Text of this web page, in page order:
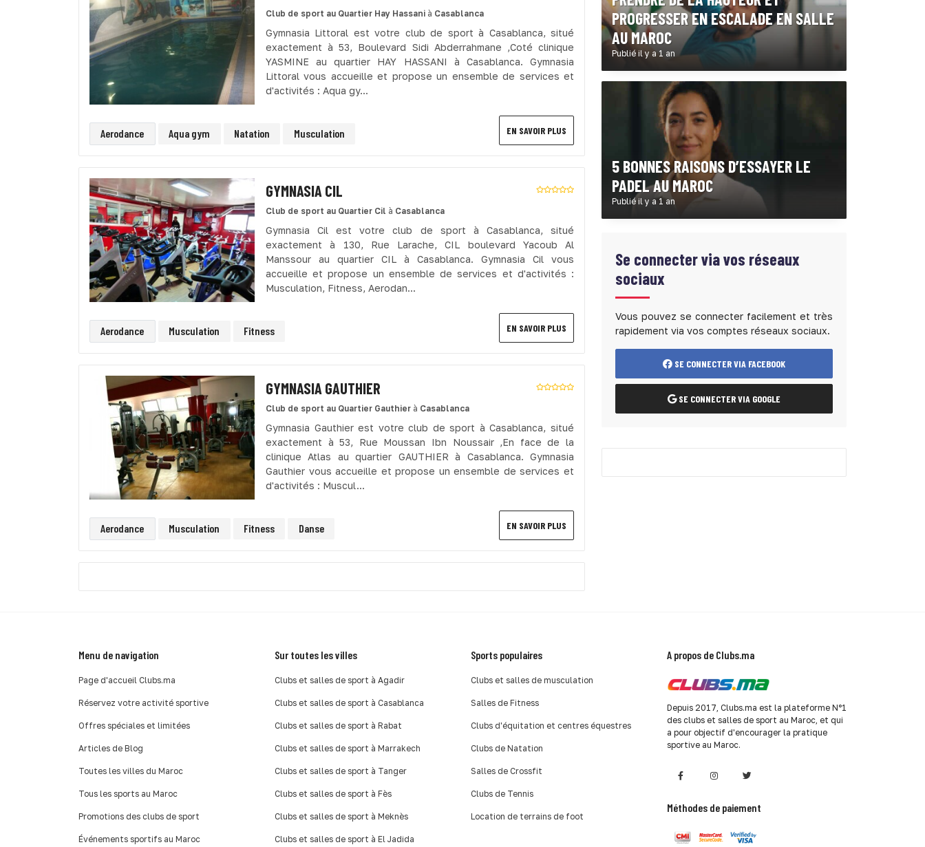
Club de sport au Quartier Hay Hassani à Casablanca
Gymnasia Littoral est votre club de sport à Casablanca, situé
exactement à 53, Boulevard Sidi Abderrahmane ,Coté clinique
YASMINE au quartier HAY HASSANI à Casablanca. Gymnasia
Littoral vous accueille et propose un ensemble de services et
d'activités : Aqua gy...
Aerodance Aqua gym Natation Musculation EN SAVOIR PLUS
GYMNASIA CIL
Club de sport au Quartier Cil à Casablanca
Gymnasia Cil est votre club de sport à Casablanca, situé
exactement à 130, Rue Larache, CIL boulevard Yacoub Al
Manssour au quartier CIL à Casablanca. Gymnasia Cil vous
accueille et propose un ensemble de services et d'activités :
Musculation, Fitness, Aerodan...
Aerodance Musculation Fitness EN SAVOIR PLUS
GYMNASIA GAUTHIER
Club de sport au Quartier Gauthier à Casablanca
Gymnasia Gauthier est votre club de sport à Casablanca, situé
exactement à 53, Rue Moussan Ibn Noussair ,En face de la
clinique Atlas au quartier GAUTHIER à Casablanca. Gymnasia
Gauthier vous accueille et propose un ensemble de services et
d'activités : Muscul...
Aerodance Musculation Fitness Danse EN SAVOIR PLUS
PROGRESSER EN ESCALADE EN SALLE
AU MAROC
Publié il y a 1 an
5 BONNES RAISONS D’ESSAYER LE
PADEL AU MAROC
Publié il y a 1 an
Se connecter via vos réseaux
sociaux
Vous pouvez se connecter facilement et très
rapidement via vos comptes réseaux sociaux.
SE CONNECTER VIA FACEBOOK
SE CONNECTER VIA GOOGLE
Menu de navigation
Page d'accueil Clubs.ma
Réservez votre activité sportive
Offres spéciales et limitées
Articles de Blog
Toutes les villes du Maroc
Tous les sports au Maroc
Promotions des clubs de sport
Événements sportifs au Maroc
Sur toutes les villes
Clubs et salles de sport à Agadir
Clubs et salles de sport à Casablanca
Clubs et salles de sport à Rabat
Clubs et salles de sport à Marrakech
Clubs et salles de sport à Tanger
Clubs et salles de sport à Fès
Clubs et salles de sport à Meknès
Clubs et salles de sport à El Jadida
Sports populaires
Clubs et salles de musculation
Salles de Fitness
Clubs d'équitation et centres équestres
Clubs de Natation
Salles de Crossfit
Clubs de Tennis
Location de terrains de foot
A propos de Clubs.ma
Depuis 2017, Clubs.ma est la plateforme N°1
des clubs et salles de sport au Maroc, et qui
a pour objectif d'encourager la pratique
sportive au Maroc.
Méthodes de paiement